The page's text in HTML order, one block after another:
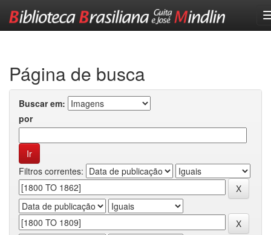
Página de busca
Buscar em:
por
Filtros correntes: